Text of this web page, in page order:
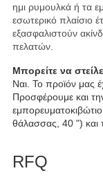
ημι ρυμουλκά ή τα
εσωτερικό πλαίσιο
εξασφαλιστούν
πελατών.
Μπορείτε να
Ναι. Το προϊόν μας
Προσφέρουμε και
θάλασσας, 40 ") και
RFQ